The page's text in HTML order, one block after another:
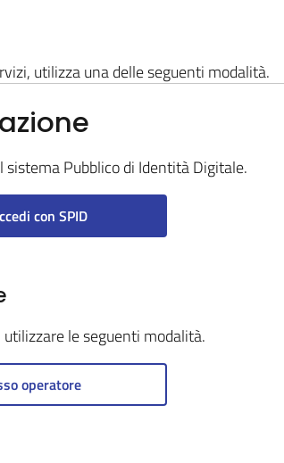
utilizza una delle seguenti modalità.
sistema Pubblico di Identità Digitale.
con SPID
le seguenti modalità.
operatore